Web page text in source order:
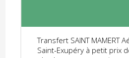
Transfert SAINT MAMERT
Saint-Exupéry à petit prix